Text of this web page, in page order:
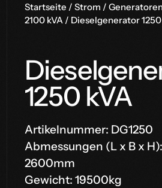
Startseite / Strom / Generatoren
2100 kVA / Dieselgenerator 1250
1250 kVA
Artikelnummer: DG1250
Abmessungen (L x B x
2600mm
Gewicht: 19500kg